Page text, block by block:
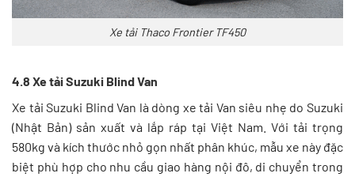
Xe tải Thaco Frontier TF450
4.8 Xe tải Suzuki Blind Van
Xe tải Suzuki Blind Van là dòng xe tải Van siêu nhẹ do Suzuki
(Nhật Bản) sản xuất và lắp ráp tại Việt Nam. Với tải trọng
580kg và kích thước nhỏ gọn nhất phân khúc, mẫu xe này đặc
biệt phù hợp cho nhu cầu giao hàng nội đô, di chuyển trong